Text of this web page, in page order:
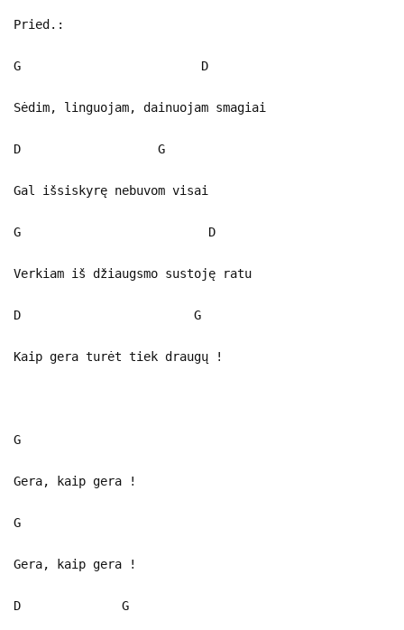
Pried.:
G D
Sėdim, linguojam, dainuojam smagiai
D G
Gal išsiskyrę nebuvom visai
G D
Verkiam iš džiaugsmo sustoję ratu
D G
Kaip gera turėt tiek draugų !
G
Gera, kaip gera !
G
Gera, kaip gera !
D G